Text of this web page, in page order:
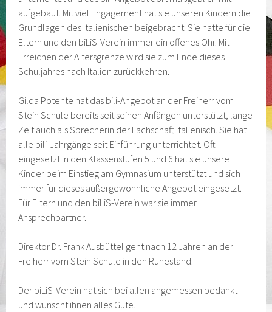
aufgebaut. Mit viel Engagement hat sie unseren Kindern die
Grundlagen des Italienischen beigebracht. Sie hatte für die
Eltern und den biLiS-Verein immer ein offenes Ohr. Mit
Erreichen der Altersgrenze wird sie zum Ende dieses
Schuljahres nach Italien zurückkehren.
Gilda Potente hat das bili-Angebot an der Freiherr vom
Stein Schule bereits seit seinen Anfängen unterstützt, lange
Zeit auch als Sprecherin der Fachschaft Italienisch. Sie hat
alle bili-Jahrgänge seit Einführung unterrichtet. Oft
eingesetzt in den Klassenstufen 5 und 6 hat sie unsere
Kinder beim Einstieg am Gymnasium unterstützt und sich
immer für dieses außergewöhnliche Angebot eingesetzt.
Für Eltern und den biLiS-Verein war sie immer
Ansprechpartner.
Direktor Dr. Frank Ausbüttel geht nach 12 Jahren an der
Freiherr vom Stein Schule in den Ruhestand.
Der biLiS-Verein hat sich bei allen angemessen bedankt
und wünscht ihnen alles Gute.